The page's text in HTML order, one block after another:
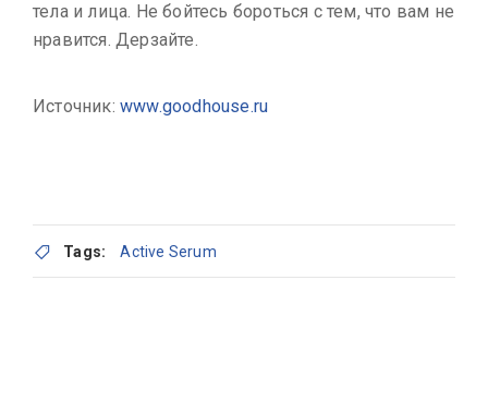
тела и лица. Не бойтесь бороться с тем, что вам не
нравится. Дерзайте.
Источник: www.goodhouse.ru
Tags: Active Serum